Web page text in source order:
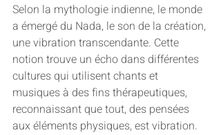
Selon la mythologie indienne, le monde
a émergé du Nada, le son de la création,
une vibration transcendante. Cette
notion trouve un écho dans différentes
cultures qui utilisent chants et
musiques à des fins thérapeutiques,
reconnaissant que tout, des pensées
aux éléments physiques, est vibration.